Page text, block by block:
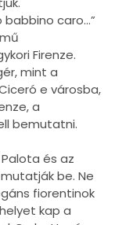
babbino caro…”
Firenze.
mint a
e városba,
a
bemutatni.
és az
be. Ne
fiorentinok
kap a